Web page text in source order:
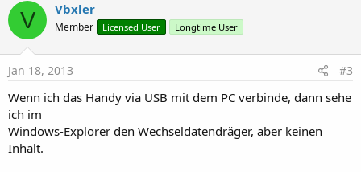
V Vbxler
Member Licensed User Longtime User
Jan 18, 2013 #3
Wenn ich das Handy via USB mit dem PC verbinde, dann sehe
ich im
Windows-Explorer den Wechseldatendräger, aber keinen
Inhalt.